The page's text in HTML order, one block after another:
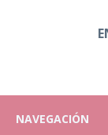
NAVEGACIÓN